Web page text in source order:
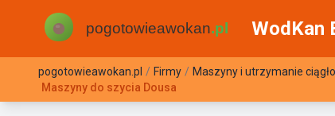
WodKan
pogotowieawokan.pl / Firmy / Maszyny i utrzymanie
Maszyny do szycia Dousa